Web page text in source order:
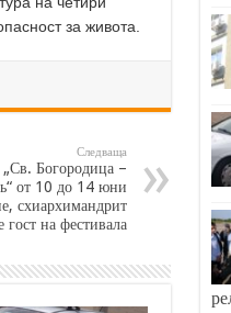
за живота.
Следваща
Богородица –
от 10 до 14 юни
схиархимандрит
на фестивала